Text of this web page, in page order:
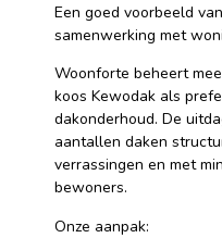
Een goed voorbeeld
samenwerking met
Woonforte beheert
koos Kewodak als
dakonderhoud. De
aantallen daken
verrassingen en met
bewoners.
Onze aanpak: